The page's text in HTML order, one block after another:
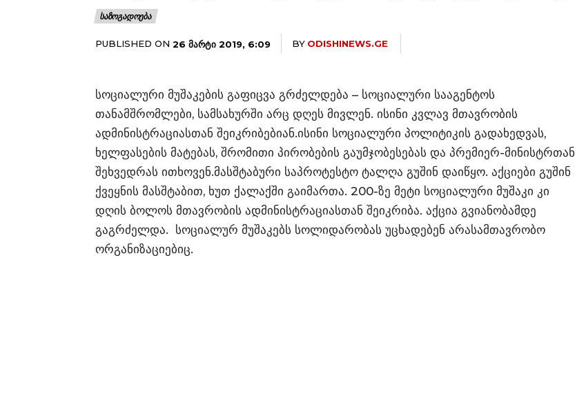
ᲡᲐᲖᲝᲒᲐᲓᲝᲔᲑᲐ
PUBLISHED ON 26 ᲛᲐᲠᲢᲘ 2019, 6:09 BY ODISHINEWS.GE
სოციალური მუშაკების გაფიცვა გრძელდება – სოციალური სააგენტოს
თანამშრომლები, სამსახურში არც დღეს მივლენ. ისინი კვლავ მთავრობის
ადმინისტრაციასთან შეიკრიბებიან.ისინი სოციალური პოლიტიკის გადახედვას,
ხელფასების მატებას, შრომითი პირობების გაუმჯობესებას და პრემიერ-მინისტრთან
შეხვედრას ითხოვენ.მასშტაბური საპროტესტო ტალღა გუშინ დაიწყო. აქციები გუშინ
ქვეყნის მასშტაბით, ხუთ ქალაქში გაიმართა. 200-ზე მეტი სოციალური მუშაკი კი
დღის ბოლოს მთავრობის ადმინისტრაციასთან შეიკრიბა. აქცია გვიანობამდე
გაგრძელდა. სოციალურ მუშაკებს სოლიდარობას უცხადებენ არასამთავრობო
ორგანიზაციებიც.